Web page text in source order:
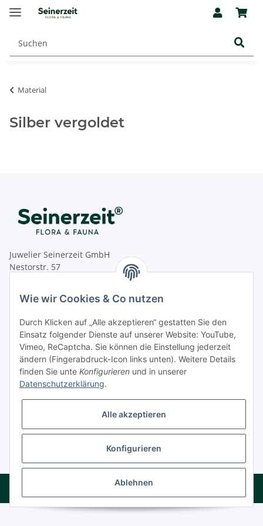
Material
Silber vergoldet
Juwelier Seinerzeit GmbH
Nestorstr. 57
Telefon +49 (0)30 364 123 80
Mo-Fr von 11:00 - 17:00 Uhr
E-Mailoffice@seinerzeit-berlin.de
Gesetzliche Informationen
© 2015 - 2026 - Juwelier Seinerzeit GmbH
Wie wir Cookies & Co nutzen
Durch Klicken auf „Alle akzeptieren“ gestatten Sie den
Einsatz folgender Dienste auf unserer Website: YouTube,
Vimeo, ReCaptcha. Sie können die Einstellung jederzeit
ändern (Fingerabdruck-Icon links unten). Weitere Details
finden Sie unte Konfigurieren und in unserer
Datenschutzerklärung.
Alle akzeptieren
Konfigurieren
Ablehnen